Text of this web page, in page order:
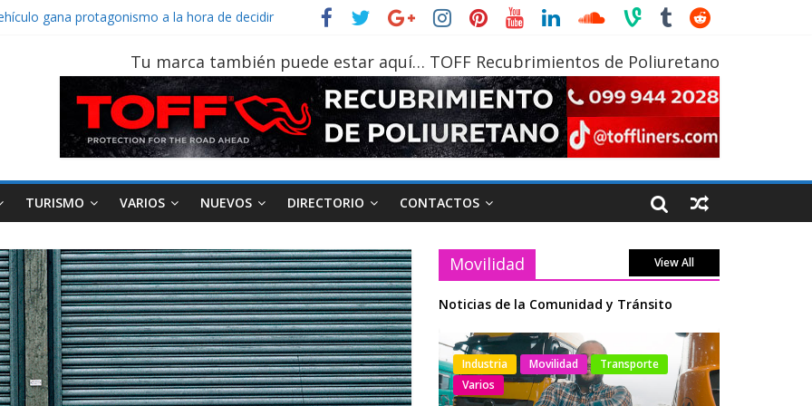
gana protagonismo a la hora de decidir
vehículo si permanece varios días sin usar?
edición 47ª, recorre 7 provincias en 8 días
Bolden para cubrir las rutas de La Vuelta
Tu marca también puede estar aquí… TOFF Recubrimientos de Poliuretano
TURISMO VARIOS NUEVOS DIRECTORIO CONTACTOS
Movilidad View All
Noticias de la Comunidad y Tránsito
Varios
AEADE Industria Motociclismo
Motos
Movilidad
Industria Movilidad
Transporte
Varios